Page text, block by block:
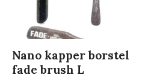
Nano kapper borstel
fade brush L